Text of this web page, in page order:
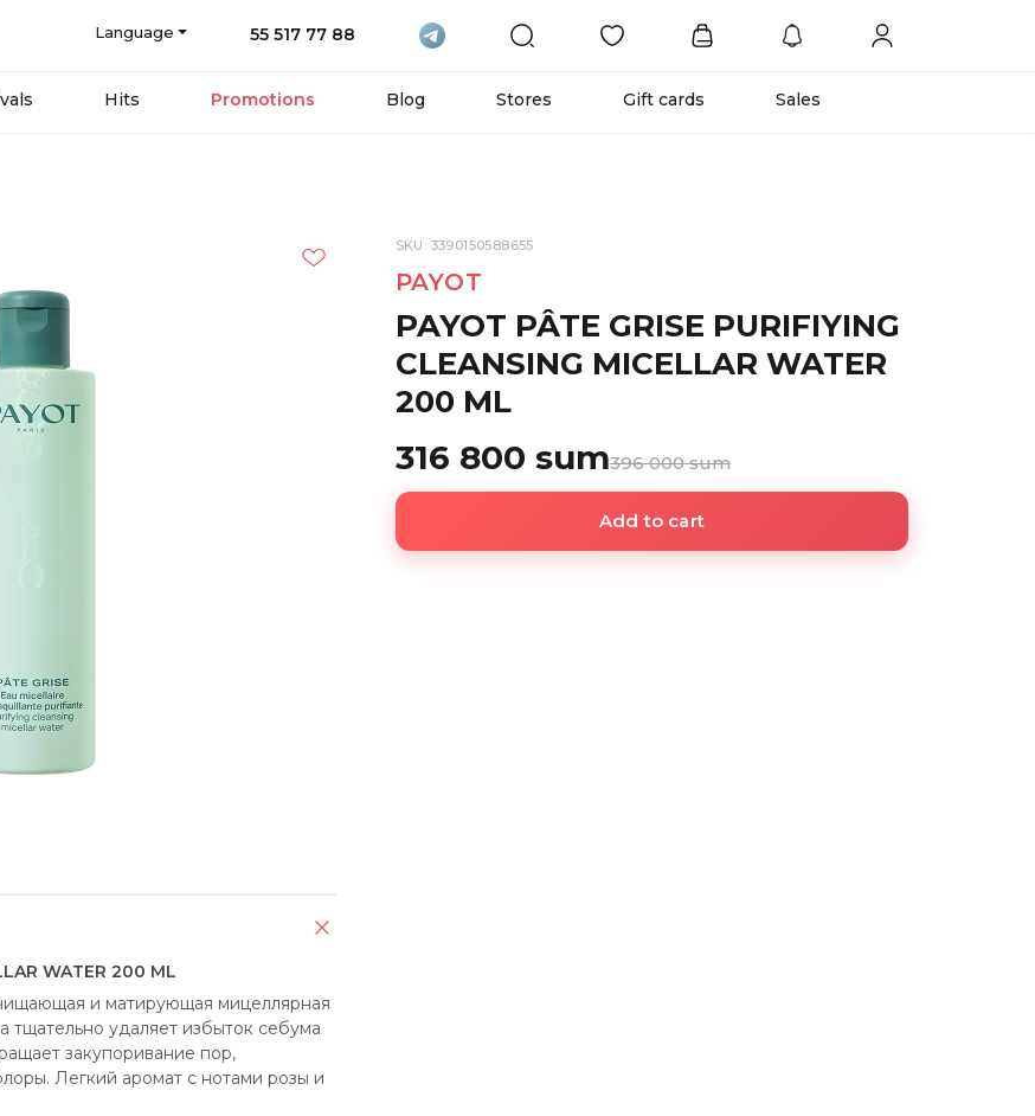
Language 55 517 77 88
Hits Promotions Blog Stores Gift cards Sales
WATER 200 ML
и матирующая мицеллярная
удаляет избыток себума
закупоривание пор,
Легкий аромат с нотами розы и
SKU: 3390150588655
PAYOT
PAYOT PÂTE GRISE PURIFIYING
CLEANSING MICELLAR WATER
200 ML
316 800 sum396 000 sum
Add to cart